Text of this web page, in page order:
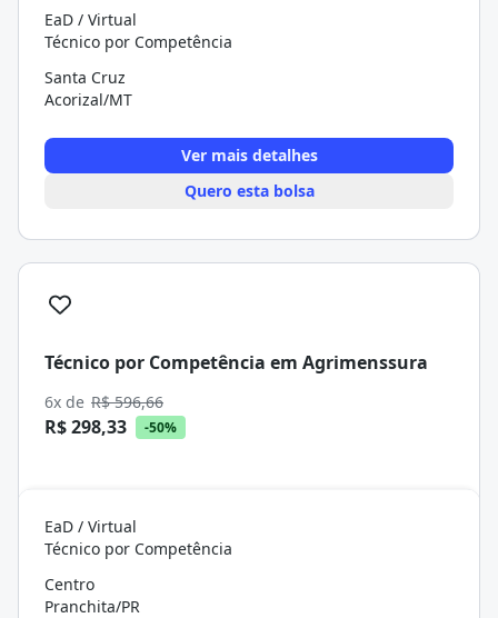
EaD / Virtual
Técnico por Competência
Santa Cruz
Acorizal/MT
Ver mais detalhes
Quero esta bolsa
Técnico por Competência em Agrimenssura
6x de R$ 596,66
R$ 298,33 -50%
EaD / Virtual
Técnico por Competência
Centro
Pranchita/PR